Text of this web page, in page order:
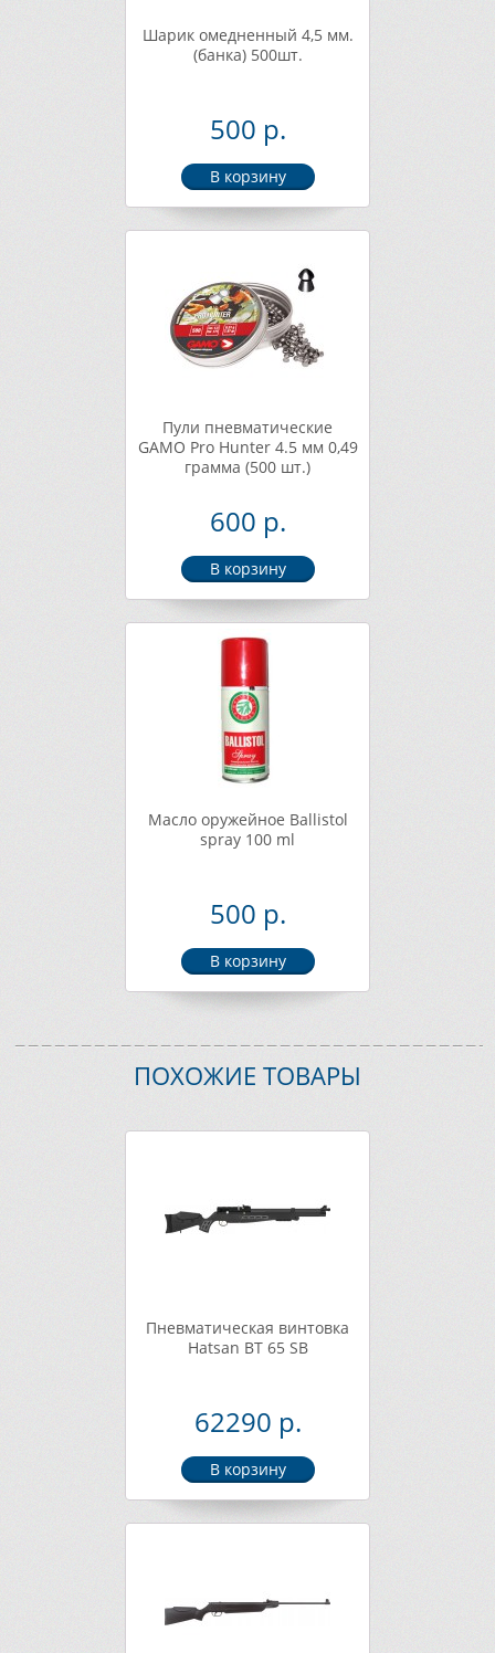
Шарик омедненный 4,5 мм.
(банка) 500шт.
500 р.
Пули пневматические
GAMO Pro Hunter 4.5 мм 0,49
грамма (500 шт.)
600 р.
Масло оружейное Ballistol
spray 100 ml
500 р.
ПОХОЖИЕ ТОВАРЫ
Пневматическая винтовка
Hatsan BT 65 SB
62290 р.